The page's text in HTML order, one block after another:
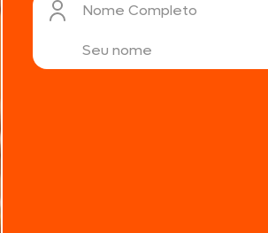
Nome Completo